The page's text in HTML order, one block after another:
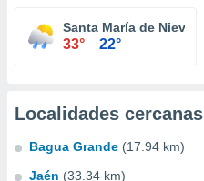
Santa María de Nieva
33° 22°
Localidades cercanas
Bagua Grande (17.94 km)
Jaén (33.34 km)